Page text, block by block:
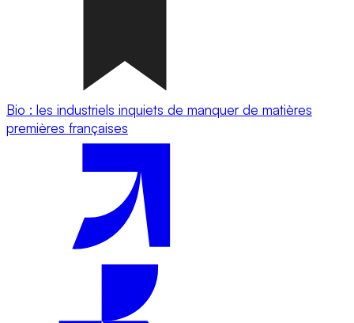
Bio : les industriels inquiets de manquer de matières
premières françaises